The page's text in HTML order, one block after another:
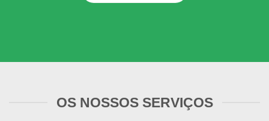
OS NOSSOS SERVIÇOS